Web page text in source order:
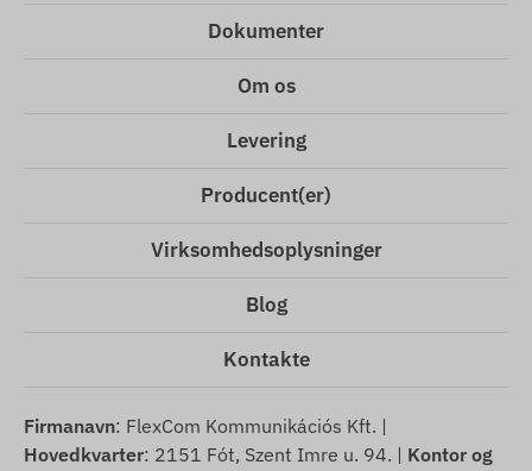
Dokumenter
Om os
Levering
Producent(er)
Virksomhedsoplysninger
Blog
Kontakte
Firmanavn: FlexCom Kommunikációs Kft. |
Hovedkvarter: 2151 Fót, Szent Imre u. 94. | Kontor og